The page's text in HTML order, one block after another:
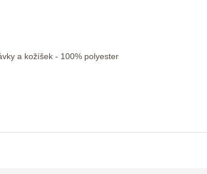
a kožíšek - 100% polyester